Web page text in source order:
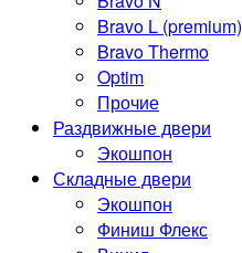
Bravo L (premium)
Bravo Thermo
Optim
Прочие
Раздвижные двери
Экошпон
Складные двери
Экошпон
Финиш Флекс